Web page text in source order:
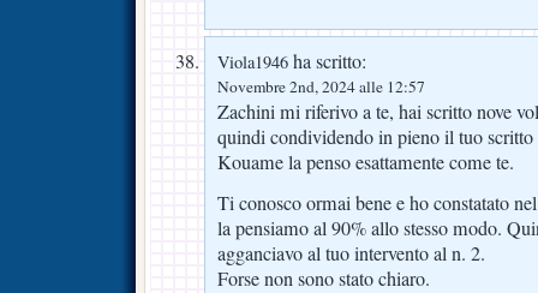
Viola1946 ha scritto:
Novembre 2nd, 2024 alle 12:57
Zachini mi riferivo a te, hai scritto nove
quindi condividendo in pieno il tuo
Kouame la penso esattamente come te.
Ti conosco ormai bene e ho constatato
la pensiamo al 90% allo stesso modo.
agganciavo al tuo intervento al n. 2.
Forse non sono stato chiaro.